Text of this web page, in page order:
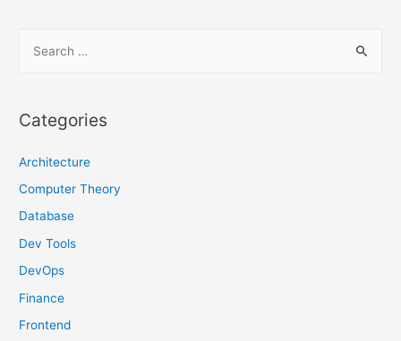
r
h
f
o
Categories
Architecture
Computer Theory
Database
Dev Tools
DevOps
Finance
Frontend